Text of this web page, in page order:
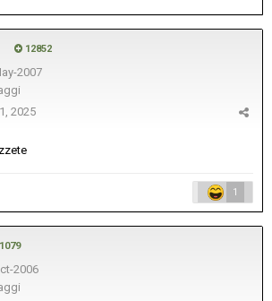
12852
2007
2025
1
2006